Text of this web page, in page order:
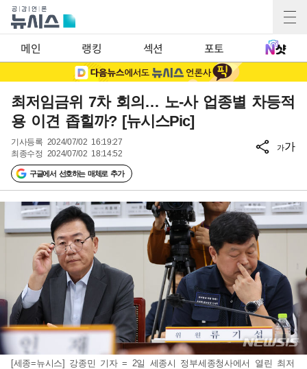
메인 랭킹 섹션 포토
최저임금위 7차 회의… 노-사 업종별 차등적
용 이견 좁힐까? [뉴시스Pic]
기사등록 2024/07/02 16:19:27
최종수정 2024/07/02 18:14:52
구글에서 선호하는 매체로 추가
가가
[세종=뉴시스] 강종민 기자 = 2일 세종시 정부세종청사에서 열린 최저